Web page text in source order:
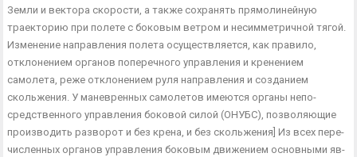
Земли и вектора скорости, а также сохранять прямолинейную
траекторию при полете с боковым ветром и несимметричной тягой.
Изменение направления полета осущест­вляется, как правило,
отклонением органов поперечного управления и кренением
самолета, реже отклонением руля направления и созда­нием
скольжения. У маневренных самолетов имеются органы непо­
средственного управления боковой силой (ОНУБС), позволяющие
производить разворот и без крена, и без скольжения] Из всех пере­
численных органов управления боковым движением основными яв­